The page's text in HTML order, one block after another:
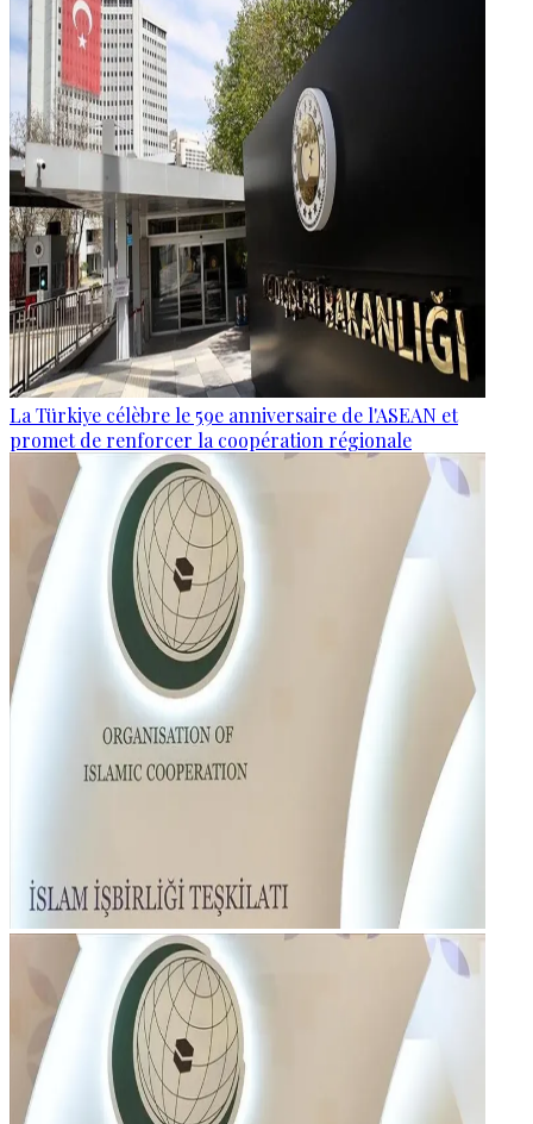
La Türkiye célèbre le 59e anniversaire de l'ASEAN et
promet de renforcer la coopération régionale